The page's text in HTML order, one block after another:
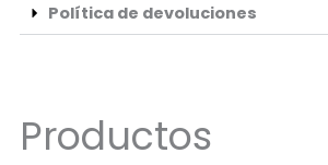
Política de devoluciones
Productos